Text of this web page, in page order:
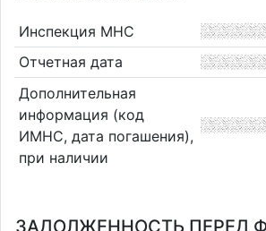
Инспекция МНС
Отчетная дата
Дополнительная
информация (код
ИМНС, дата погашения),
при наличии
ЗАДОЛЖЕННОСТЬ ПЕРЕД